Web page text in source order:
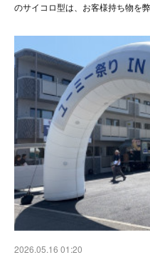
のサイコロ型は、お客様持ち物を
2026.05.16 01:20